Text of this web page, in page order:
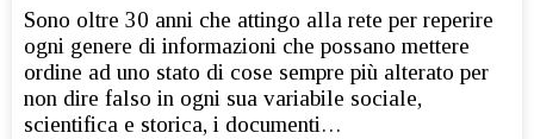
Sono oltre 30 anni che attingo alla rete per reperire
ogni genere di informazioni che possano mettere
ordine ad uno stato di cose sempre più alterato per
non dire falso in ogni sua variabile sociale,
scientifica e storica, i documenti…